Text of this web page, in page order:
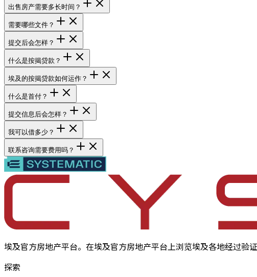
出售房产需要多长时间？
需要哪些文件？
提交后会怎样？
什么是按揭贷款？
埃及的按揭贷款如何运作？
什么是首付？
提交信息后会怎样？
我可以借多少？
联系咨询需要费用吗？
埃及官方房地产平台。在埃及官方房地产平台上浏览埃及各地经过验
探索